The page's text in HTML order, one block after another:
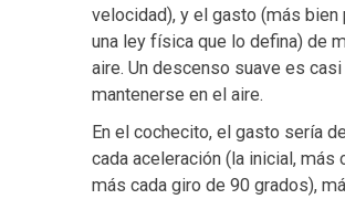
velocidad), y el gasto (más bien
una ley física que lo defina) de
aire. Un descenso suave es
mantenerse en el aire.
En el cochecito, el gasto sería
cada aceleración (la inicial, más
más cada giro de 90 grados),